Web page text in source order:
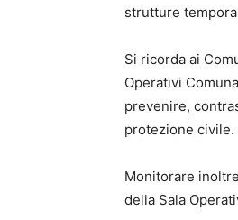
strutture
Si ricorda ai
Operativi
prevenire,
protezione civile.
Monitorare
della Sala